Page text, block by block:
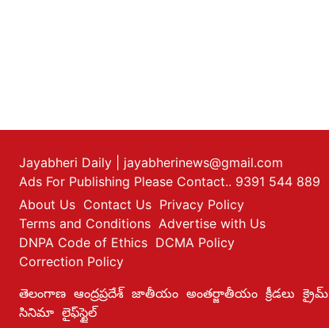
Jayabheri Daily
| jayabherinews@gmail.com
Ads For Publishing Please Contact.. 9391 544 889
About Us Contact Us Privacy Policy
Terms and Conditions Advertise with Us
DNPA Code of Ethics DCMA Policy
Correction Policy
తెలంగాణ ఆంద్రప్రదేశ్ జాతీయం అంతర్జాతీయం క్రీడలు క్రైమ్
సినిమా లైఫ్‌స్టైల్